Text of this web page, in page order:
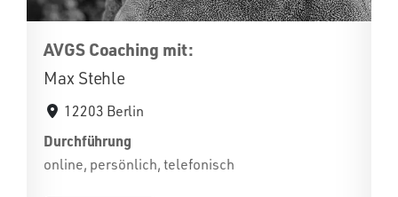
AVGS Coaching mit:
Max Stehle
12203 Berlin
Durchführung
online, persönlich, telefonisch